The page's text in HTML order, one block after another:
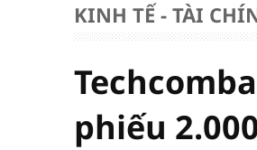
KINH TẾ - TÀI
phiếu